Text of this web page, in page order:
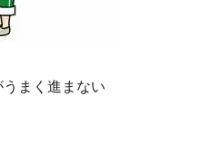
まく進まない